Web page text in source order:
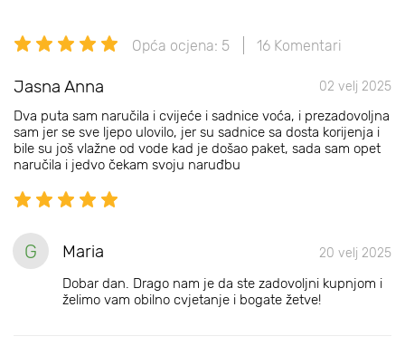
Opća ocjena: 5 16 Komentari
Jasna Anna 02 velj 2025
Dva puta sam naručila i cvijeće i sadnice voća, i prezadovoljna
sam jer se sve ljepo ulovilo, jer su sadnice sa dosta korijenja i
bile su još vlažne od vode kad je došao paket, sada sam opet
naručila i jedvo čekam svoju naruđbu
G Maria 20 velj 2025
Dobar dan. Drago nam je da ste zadovoljni kupnjom i
želimo vam obilno cvjetanje i bogate žetve!